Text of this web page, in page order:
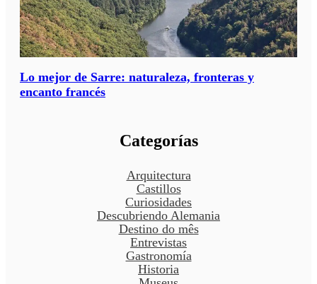
Lo mejor de Sarre: naturaleza, fronteras y
encanto francés
Categorías
Arquitectura
Castillos
Curiosidades
Descubriendo Alemania
Destino do mês
Entrevistas
Gastronomía
Historia